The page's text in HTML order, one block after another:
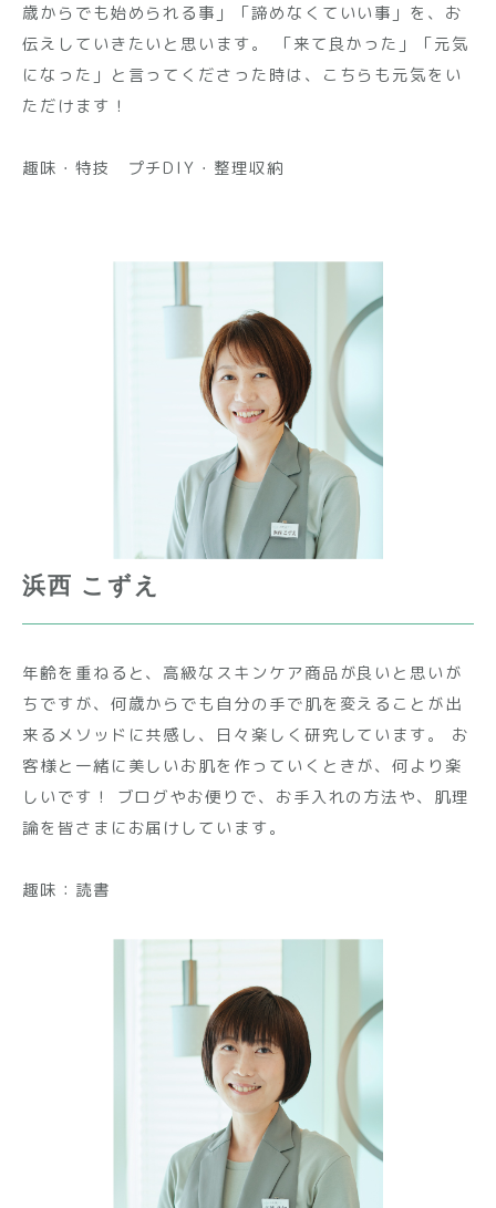
歳からでも始められる事」「諦めなくていい事」を、お
伝えしていきたいと思います。 「来て良かった」「元気
になった」と言ってくださった時は、こちらも元気をい
ただけます！
趣味・特技 プチDIY・整理収納
浜⻄ こずえ
年齢を重ねると、高級なスキンケア商品が良いと思いが
ちですが、何歳からでも自分の手で肌を変えることが出
来るメソッドに共感し、日々楽しく研究しています。 お
客様と一緒に美しいお肌を作っていくときが、何より楽
しいです！ ブログやお便りで、お手入れの方法や、肌理
論を皆さまにお届けしています。
趣味：読書